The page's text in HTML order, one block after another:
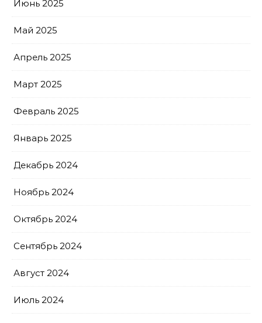
Июнь 2025
Май 2025
Апрель 2025
Март 2025
Февраль 2025
Январь 2025
Декабрь 2024
Ноябрь 2024
Октябрь 2024
Сентябрь 2024
Август 2024
Июль 2024